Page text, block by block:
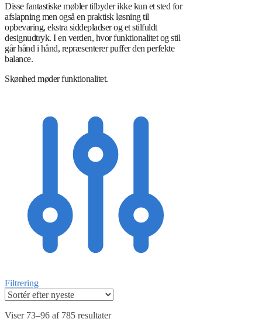
Disse fantastiske møbler tilbyder ikke kun et sted for
afslapning men også en praktisk løsning til
opbevaring, ekstra siddepladser og et stilfuldt
designudtryk. I en verden, hvor funktionalitet og stil
går hånd i hånd, repræsenterer puffer den perfekte
balance.
Skønhed møder funktionalitet.
Filtrering
Viser 73–96 af 785 resultater